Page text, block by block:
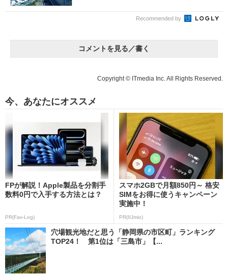
Recommended by
コメントを見る／書く
Copyright © ITmedia Inc. All Rights Reserved.
今、あなたにオススメ
FPが解説！Apple製品を分割手
数料0円で入手する方法とは？
PR(Fav-Log)
スマホ2GBで月額850円～ 格安
SIMをお得に使うキャンペーン
実施中！
PR(IIJmio)
穴場観光地だと思う「静岡県の市区町」ランキング
TOP24！ 第1位は「三島市」【...